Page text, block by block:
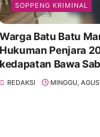
SOPPENG KRIMINAL
Warga Batu Batu
Hukuman Penjara
kedapatan Bawa
REDAKSI MINGGU,